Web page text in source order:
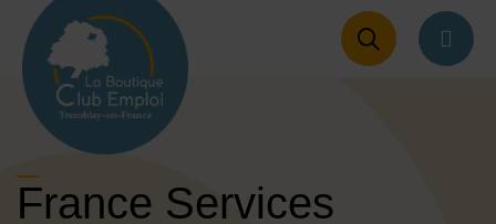
Menu de raccourcis
France Services